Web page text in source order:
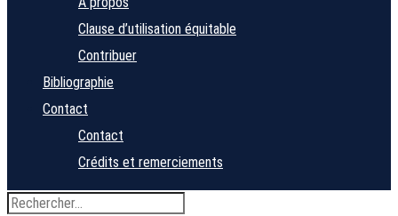
Clause d’utilisation équitable
Contribuer
Bibliographie
Contact
Contact
Crédits et remerciements